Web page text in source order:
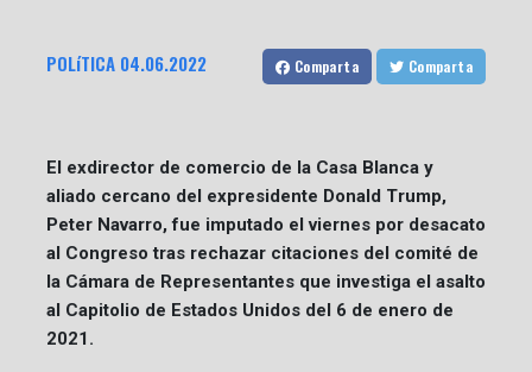
POLíTICA 04.06.2022 Comparta Comparta
El exdirector de comercio de la Casa Blanca y
aliado cercano del expresidente Donald Trump,
Peter Navarro, fue imputado el viernes por desacato
al Congreso tras rechazar citaciones del comité de
la Cámara de Representantes que investiga el asalto
al Capitolio de Estados Unidos del 6 de enero de
2021.